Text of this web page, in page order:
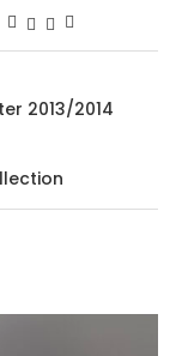
2013/2014